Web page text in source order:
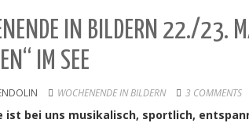
IN BILDERN 22./23.
IM SEE
WOCHENENDE IN BILDERN 3 COMMENTS
ist bei uns musikalisch, sportlich,